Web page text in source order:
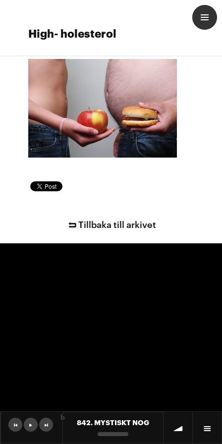
High- holesterol
Tillbaka till arkivet
842. MYSTISKT NOG
b